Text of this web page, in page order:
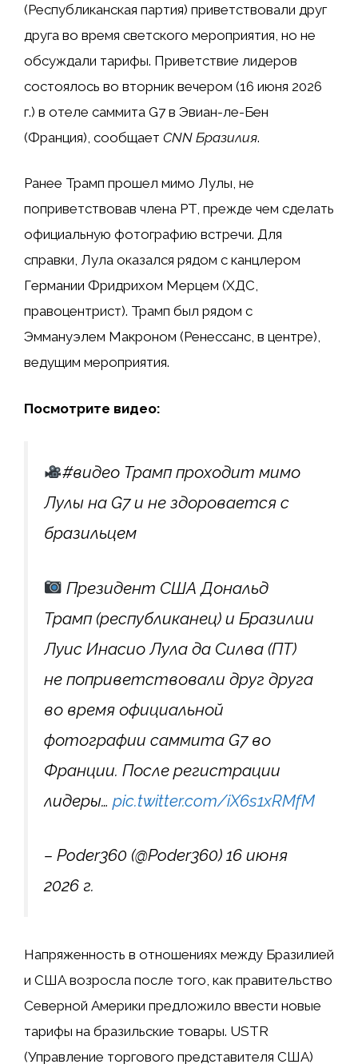
(Республиканская партия) приветствовали друг
друга во время светского мероприятия, но не
обсуждали тарифы. Приветствие лидеров
состоялось во вторник вечером (16 июня 2026
г.) в отеле саммита G7 в Эвиан-ле-Бен
(Франция), сообщает CNN Бразилия.
Ранее Трамп прошел мимо Лулы, не
поприветствовав члена PT, прежде чем сделать
официальную фотографию встречи. Для
справки, Лула оказался рядом с канцлером
Германии Фридрихом Мерцем (ХДС,
правоцентрист). Трамп был рядом с
Эммануэлем Макроном (Ренессанс, в центре),
ведущим мероприятия.
Посмотрите видео:
#видео Трамп проходит мимо
Лулы на G7 и не здоровается с
бразильцем
Президент США Дональд
Трамп (республиканец) и Бразилии
Луис Инасио Лула да Силва (ПТ)
не поприветствовали друг друга
во время официальной
фотографии саммита G7 во
Франции. После регистрации
лидеры… pic.twitter.com/iX6s1xRMfM
– Poder360 (@Poder360) 16 июня
2026 г.
Напряженность в отношениях между Бразилией
и США возросла после того, как правительство
Северной Америки предложило ввести новые
тарифы на бразильские товары. USTR
(Управление торгового представителя США)